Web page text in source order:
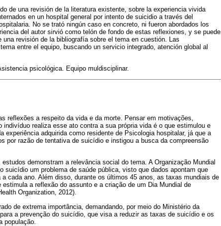
de una revisión de la literatura existente, sobre la experiencia vivida
en un hospital general por intento de suicidio a través del
No se trató ningún caso en concreto, ni fueron abordados los
del autor sirvió como telón de fondo de estas reflexiones, y se puede
revisión de la bibliografía sobre el tema en cuestión. Las
entre el equipo, buscando un servicio integrado, atención global al
psicológica. Equipo muldisciplinar.
reflexões a respeito da vida e da morte. Pensar em motivações,
realiza esse ato contra a sua própria vida é o que estimulou e
experiência adquirida como residente de Psicologia hospitalar, já que a
por razão de tentativa de suicídio e instigou a busca da compreensão
demonstram a relevância social do tema. A Organização Mundial
suicídio um problema de saúde pública, visto que dados apontam que
cada ano. Além disso, durante os últimos 45 anos, as taxas mundiais de
a reflexão do assunto e a criação de um Dia Mundial de
Organization, 2012).
de extrema importância, demandando, por meio do Ministério da
a prevenção do suicídio, que visa a reduzir as taxas de suicídio e os
população.